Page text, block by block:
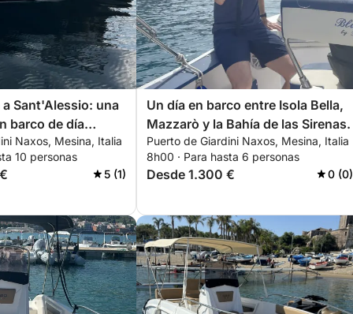
a Sant'Alessio: una
barco de día
Naxos, Mesina, Italia
10 personas
5 (1)
Un día en barco entre Isola Bella,
Mazzarò y la Bahía de las Sirenas.
Puerto de Giardini Naxos, Mesina, Italia
8h00 · Para hasta 6 personas
Desde 1.300 € 0 (0)